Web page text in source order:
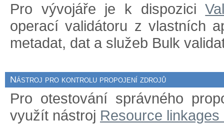
Pro vývojáře je k dispozici
operací validátoru z vlastních
metadat, dat a služeb Bulk
Nástroj pro kontrolu propojení zdrojů
Pro otestování správného
využít nástroj Resource